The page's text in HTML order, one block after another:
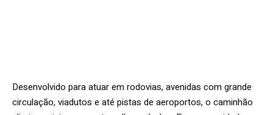
Desenvolvido para atuar em rodovias, avenidas com grande
circulação, viadutos e até pistas de aeroportos, o caminhão